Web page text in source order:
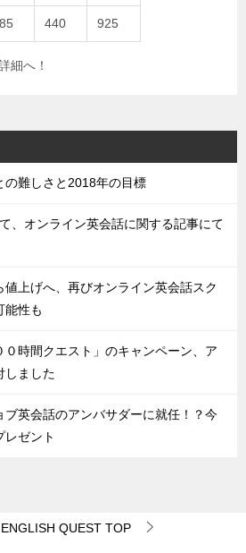
440 925
細へ！
の難しさと2018年の目標
、オンライン英会話に関する記事にて
上げへ、再びオンライン英会話スク
能性も
０時間クエスト」のキャンペーン、ア
しました
英会話のアンバサダーに就任！？今
レゼント
QUEST TOP